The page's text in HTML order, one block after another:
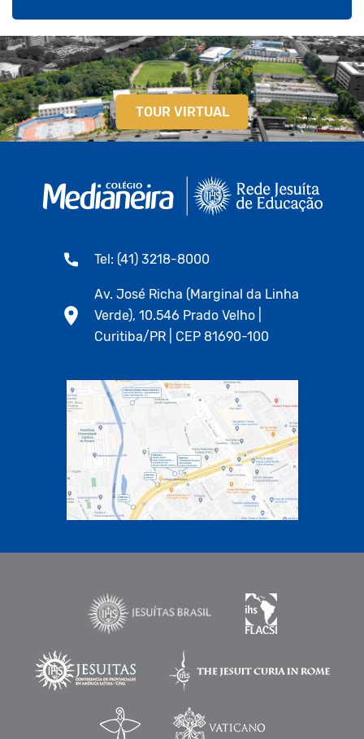
TOUR VIRTUAL
Tel: (41) 3218-8000
Av. José Richa (Marginal da Linha
Verde), 10.546 Prado Velho |
Curitiba/PR | CEP 81690-100